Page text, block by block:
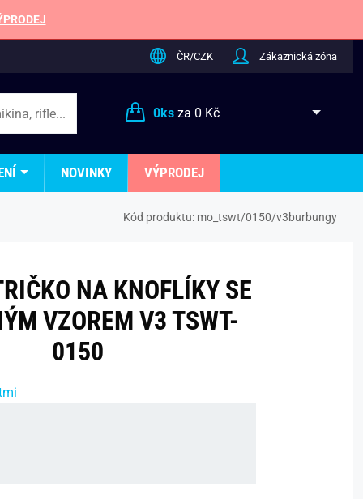
ČR/CZK Zákaznická zóna
0ksza 0 Kč
NOVINKY VÝPRODEJ
Kód produktu: mo_tswt/0150/v3burbungy
NA KNOFLÍKY SE
VZOREM V3 TSWT-
0150